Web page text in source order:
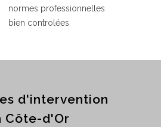
normes professionnelles
bien controlées
d'intervention
Côte-d'Or